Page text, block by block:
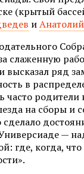
(крытый
и
слаженную
высказал ряд
в
часто
на сборы и
—
где, когда, что